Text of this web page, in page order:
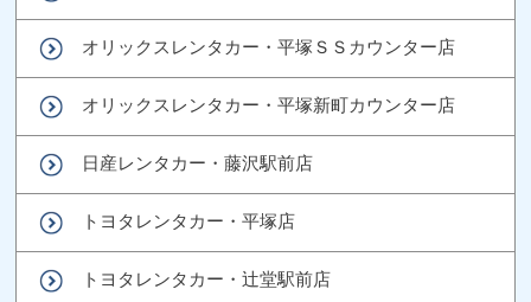
オリックスレンタカー・平塚ＳＳカウンター店
オリックスレンタカー・平塚新町カウンター店
日産レンタカー・藤沢駅前店
トヨタレンタカー・平塚店
トヨタレンタカー・辻堂駅前店